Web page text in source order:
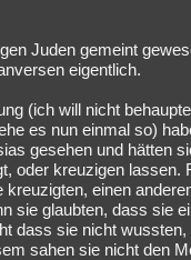
Juden gemeint
eigentlich.
(ich will nicht
es nun einmal so)
gesehen und hätten
oder kreuzigen lassen.
kreuzigten, einen
sie glaubten, dass sie
dass sie nicht
sahen sie nicht den